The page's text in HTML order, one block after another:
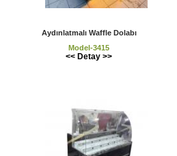
Aydınlatmalı Waffle Dolabı
Model-3415
<< Detay >>